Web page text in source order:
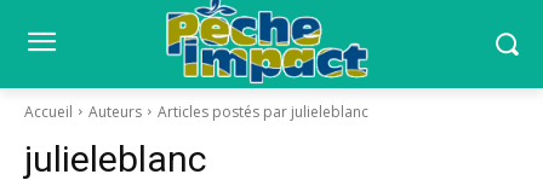
Accueil Auteurs Articles postés par julieleblanc
julieleblanc